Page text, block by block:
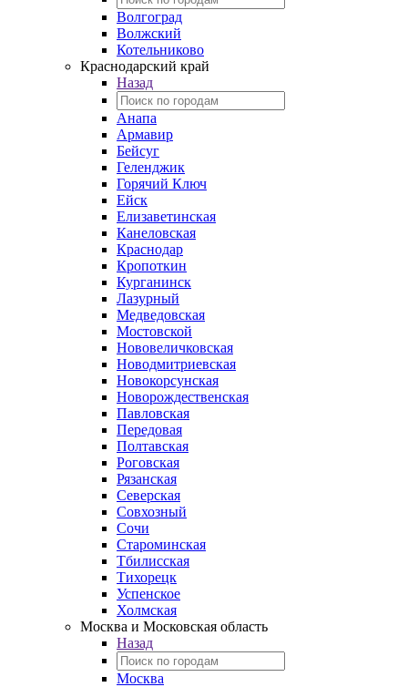
Волгоград
Волжский
Котельниково
Краснодарский край
Назад
Анапа
Армавир
Бейсуг
Геленджик
Горячий Ключ
Ейск
Елизаветинская
Канеловская
Краснодар
Кропоткин
Курганинск
Лазурный
Медведовская
Мостовской
Нововеличковская
Новодмитриевская
Новокорсунская
Новорождественская
Павловская
Передовая
Полтавская
Роговская
Рязанская
Северская
Совхозный
Сочи
Староминская
Тбилисская
Тихорецк
Успенское
Холмская
Москва и Московская область
Назад
Москва